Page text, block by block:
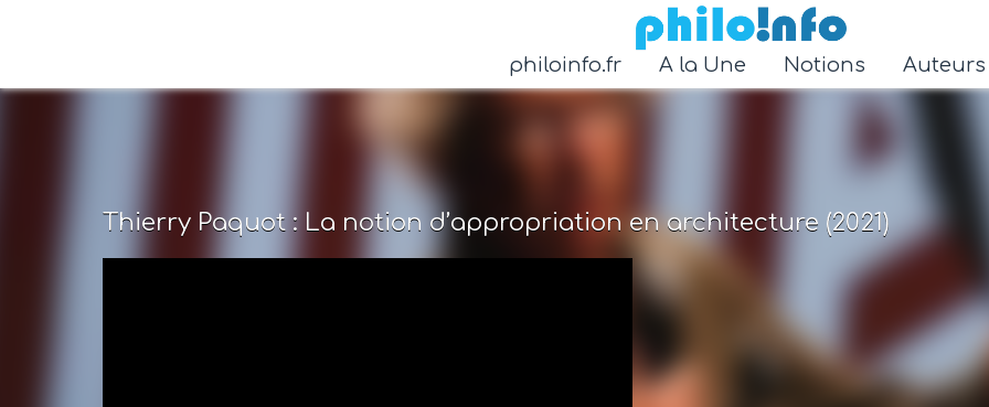
Accéder au contenu principal
Thierry Paquot : La notion d’appropriation en architecture (2021)
philoinfo.fr A la Une Notions